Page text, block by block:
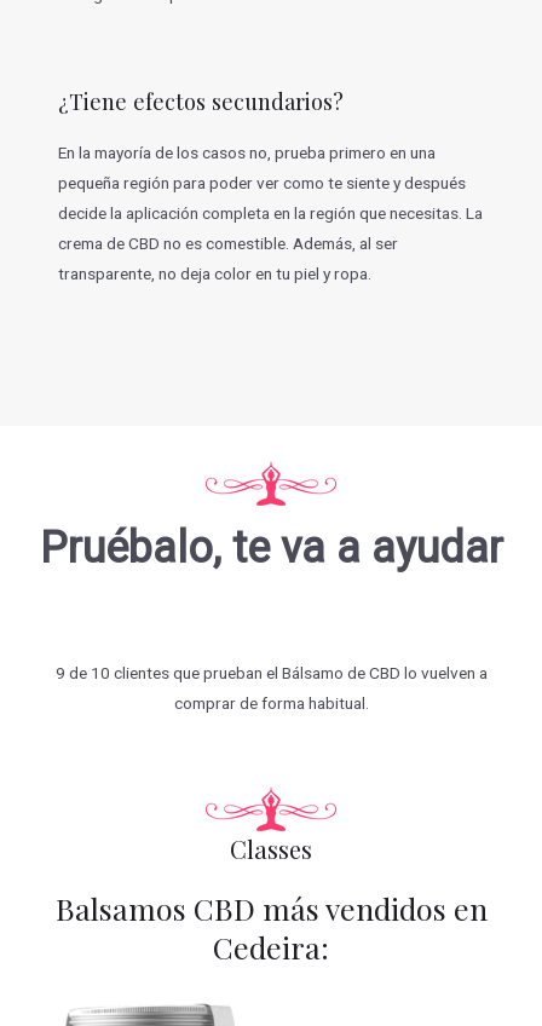
¿Tiene efectos secundarios?
En la mayoría de los casos no, prueba primero en una
pequeña región para poder ver como te siente y después
decide la aplicación completa en la región que necesitas. La
crema de CBD no es comestible. Además, al ser
transparente, no deja color en tu piel y ropa.
Pruébalo, te va a ayudar
9 de 10 clientes que prueban el Bálsamo de CBD lo vuelven a
comprar de forma habitual.
Classes
Balsamos CBD más vendidos en
Cedeira: